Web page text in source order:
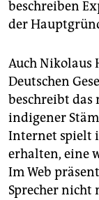
beschreiben
der
Auch Nikolaus
Deutschen
beschreibt das
indigener
Internet spielt
erhalten, eine
Im Web
Sprecher nicht